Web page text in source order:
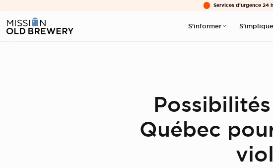
Services d’urgence 24
S'informer
Québec